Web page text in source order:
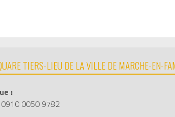
TIERS-LIEU DE LA VILLE DE MARCHE-EN-
:
0910 0050 9782